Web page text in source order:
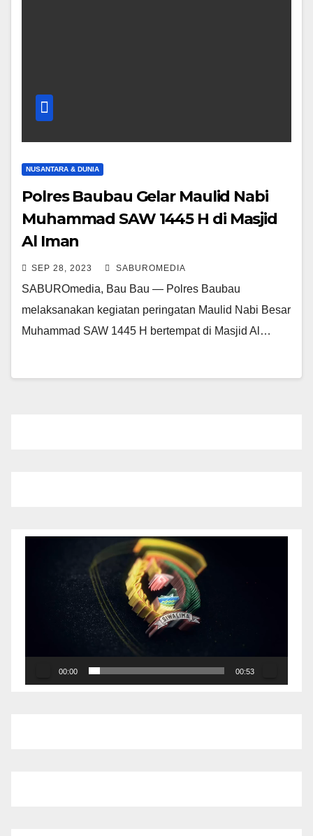
NUSANTARA & DUNIA
Polres Baubau Gelar Maulid Nabi
Muhammad SAW 1445 H di Masjid
Al Iman
SEP 28, 2023 SABUROMEDIA
SABUROmedia, Bau Bau — Polres Baubau
melaksanakan kegiatan peringatan Maulid Nabi Besar
Muhammad SAW 1445 H bertempat di Masjid Al…
00:00 00:53